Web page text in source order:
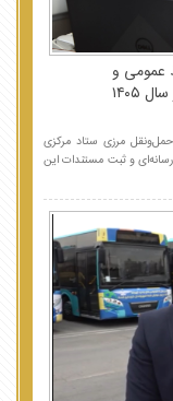
عمومی و
مرزی ستاد مرکزی
شد تا مدیریت رسانه‌ای و ثبت مستندات این